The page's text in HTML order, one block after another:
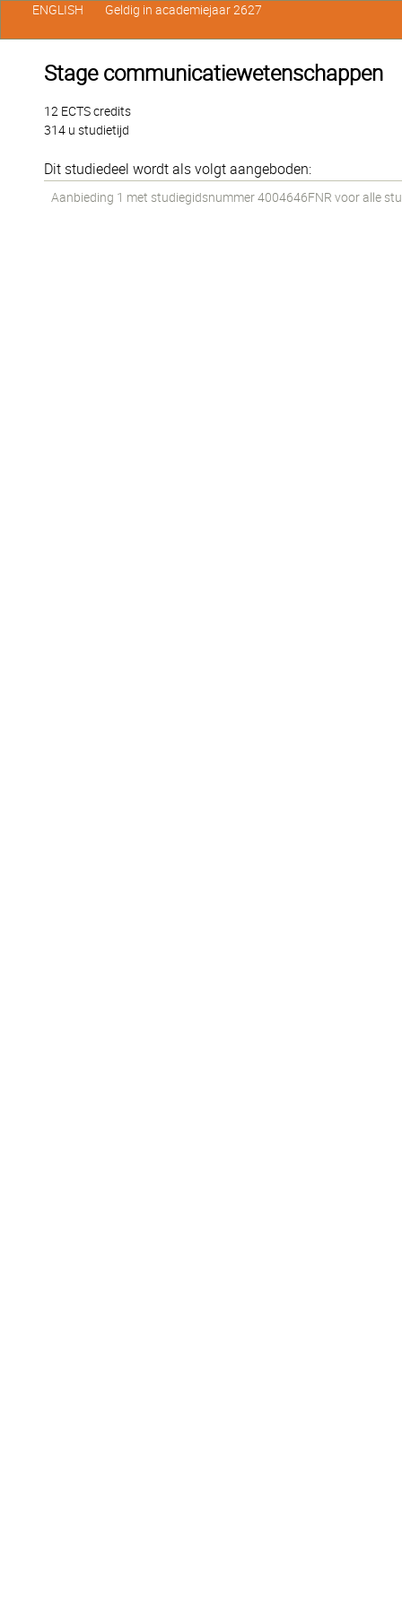
Stage communicatiewetenschappen
12 ECTS credits
314 u studietijd
Dit studiedeel wordt als volgt aangeboden:
Aanbieding 1 met studiegidsnummer 4004646FNR voor alle
ENGLISH Geldig in academiejaar 2627